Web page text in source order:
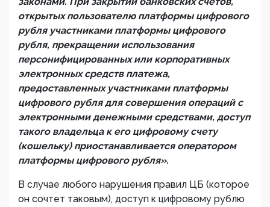
открытых пользователю платформы цифрового
рубля участниками платформы цифрового
рубля, прекращении использования
персонифицированных или корпоративных
электронных средств платежа,
предоставленных участниками платформы
цифрового рубля для совершения операций с
электронными денежными средствами, доступ
такого владельца к его цифровому счету
(кошельку) приостанавливается оператором
платформы цифрового рубля».
В случае любого нарушения правил ЦБ (которое
он сочтет таковым), доступ к цифровому рублю